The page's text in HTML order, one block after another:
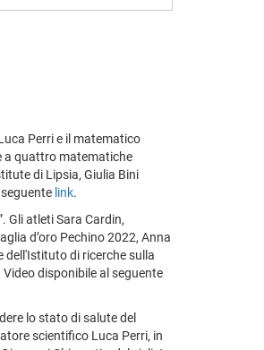
Perri e il matematico
a quattro matematiche
di Lipsia, Giulia Bini
link.
Gli atleti Sara Cardin,
d’oro Pechino 2022, Anna
dell'Istituto di ricerche sulla
disponibile al seguente
lo stato di salute del
scientifico Luca Perri, in